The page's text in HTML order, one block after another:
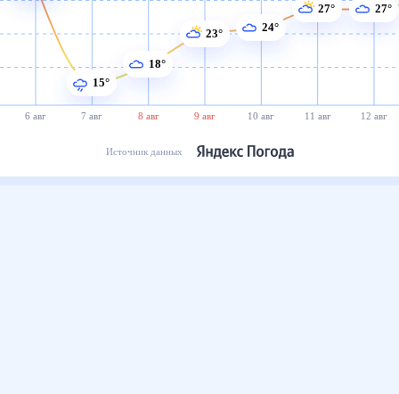
6 авг 7 авг 8 авг 9 авг 10 авг 11 авг 12 авг
15°
18°
23° 24°
27° 27°
Источник данных